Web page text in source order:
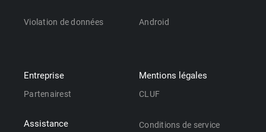
Violation de données Android
Entreprise
Partenairest
Assistance
Mentions légales
CLUF
Conditions de service